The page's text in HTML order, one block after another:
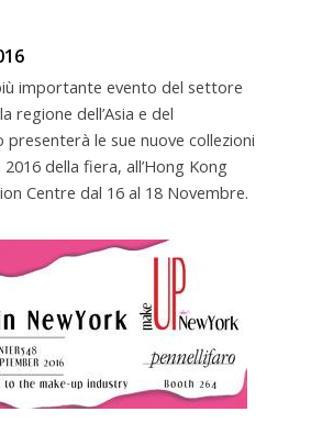
importante evento del settore
regione dell’Asia e del
presenterà le sue nuove collezioni
2016 della fiera, all’Hong Kong
Centre dal 16 al 18 Novembre.